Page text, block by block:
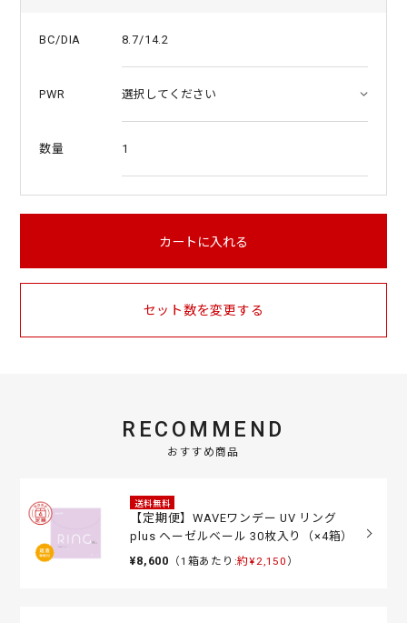
BC/DIA 8.7/14.2
PWR
数量 1
カートに入れる
セット数を変更する
RECOMMEND
おすすめ商品
送料無料
【定期便】WAVEワンデー UV リング
plus ヘーゼルベール 30枚入り（×4箱）
¥8,600 （1箱あたり:約¥2,150 ）